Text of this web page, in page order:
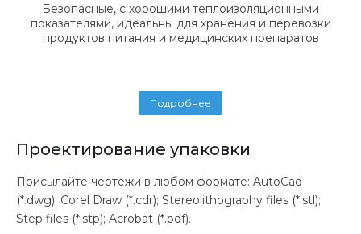
Безопасные, с хорошими теплоизоляционными
показателями, идеальны для хранения и перевозки
продуктов питания и медицинских препаратов
Подробнее
Проектирование упаковки
Присылайте чертежи в любом формате: AutoCad
(*.dwg); Corel Draw (*.cdr); Stereolithography files (*.stl);
Step files (*.stp); Acrobat (*.pdf).